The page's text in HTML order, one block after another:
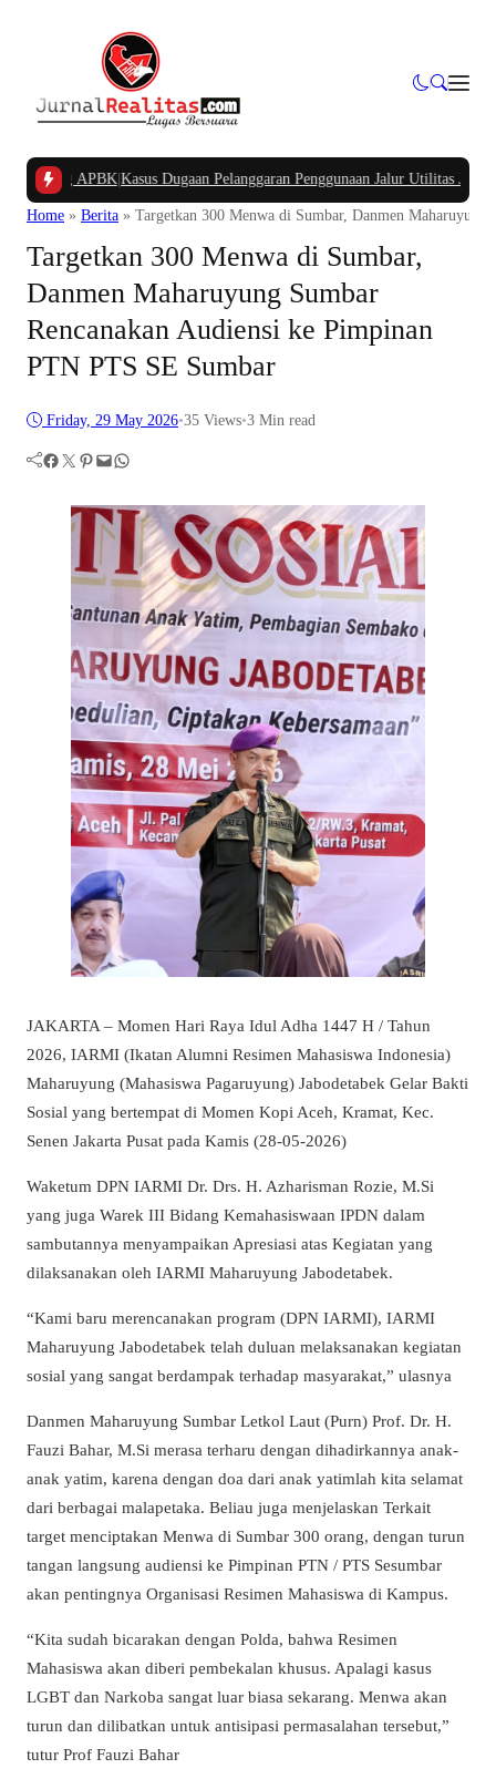
APBK Kasus Dugaan Pelanggaran Penggunaan Jalur Utilitas Jababeka
Home » Berita » Targetkan 300 Menwa di Sumbar, Danmen
Targetkan 300 Menwa di Sumbar,
Danmen Maharuyung Sumbar
Rencanakan Audiensi ke Pimpinan
PTN PTS SE Sumbar
Friday, 29 May 2026•35 Views•3 Min read
Facebook Twitter Pinterest Mail WhatsApp
JAKARTA – Momen Hari Raya Idul Adha 1447 H / Tahun
2026, IARMI (Ikatan Alumni Resimen Mahasiswa Indonesia)
Maharuyung (Mahasiswa Pagaruyung) Jabodetabek Gelar Bakti
Sosial yang bertempat di Momen Kopi Aceh, Kramat, Kec.
Senen Jakarta Pusat pada Kamis (28-05-2026)
Waketum DPN IARMI Dr. Drs. H. Azharisman Rozie, M.Si
yang juga Warek III Bidang Kemahasiswaan IPDN dalam
sambutannya menyampaikan Apresiasi atas Kegiatan yang
dilaksanakan oleh IARMI Maharuyung Jabodetabek.
“Kami baru merencanakan program (DPN IARMI), IARMI
Maharuyung Jabodetabek telah duluan melaksanakan kegiatan
sosial yang sangat berdampak terhadap masyarakat,” ulasnya
Danmen Maharuyung Sumbar Letkol Laut (Purn) Prof. Dr. H.
Fauzi Bahar, M.Si merasa terharu dengan dihadirkannya anak-
anak yatim, karena dengan doa dari anak yatimlah kita selamat
dari berbagai malapetaka. Beliau juga menjelaskan Terkait
target menciptakan Menwa di Sumbar 300 orang, dengan turun
tangan langsung audiensi ke Pimpinan PTN / PTS Sesumbar
akan pentingnya Organisasi Resimen Mahasiswa di Kampus.
“Kita sudah bicarakan dengan Polda, bahwa Resimen
Mahasiswa akan diberi pembekalan khusus. Apalagi kasus
LGBT dan Narkoba sangat luar biasa sekarang. Menwa akan
turun dan dilibatkan untuk antisipasi permasalahan tersebut,”
tutur Prof Fauzi Bahar